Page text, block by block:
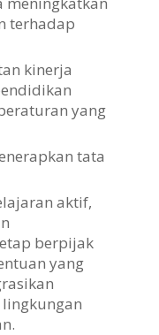
terhadap
kinerja
yang
tata
aktif,
berpijak
yang